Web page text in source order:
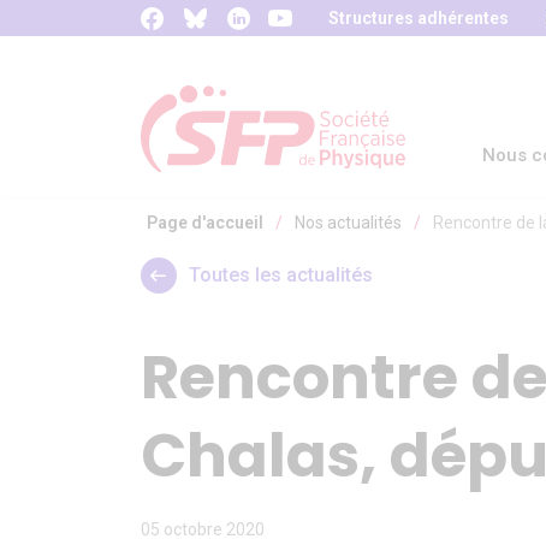
Panneau de gestion des cookies Structures adhérentes
Nous
Page d'accueil / Nos actualités / Rencontre de
Toutes les actualités
Rencontre
Chalas,
05 octobre 2020